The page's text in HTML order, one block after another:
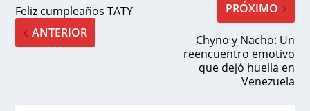
Feliz cumpleaños TATY
ANTERIOR
PRÓXIMO
Chyno y Nacho: Un
reencuentro emotivo
que dejó huella en
Venezuela